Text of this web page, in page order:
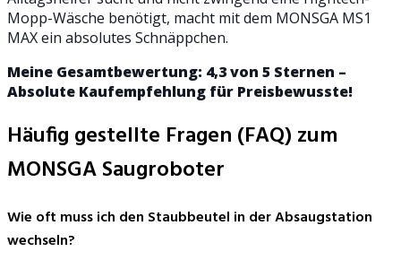
Mopp-Wäsche benötigt, macht mit dem MONSGA MS1
MAX ein absolutes Schnäppchen.
Meine Gesamtbewertung: 4,3 von 5 Sternen –
Absolute Kaufempfehlung für Preisbewusste!
Häufig gestellte Fragen (FAQ) zum
MONSGA Saugroboter
Wie oft muss ich den Staubbeutel in der Absaugstation
wechseln?